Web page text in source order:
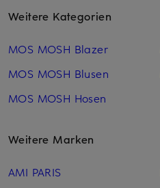
Weitere Kategorien
MOS MOSH Blazer
MOS MOSH Blusen
MOS MOSH Hosen
Weitere Marken
AMI PARIS